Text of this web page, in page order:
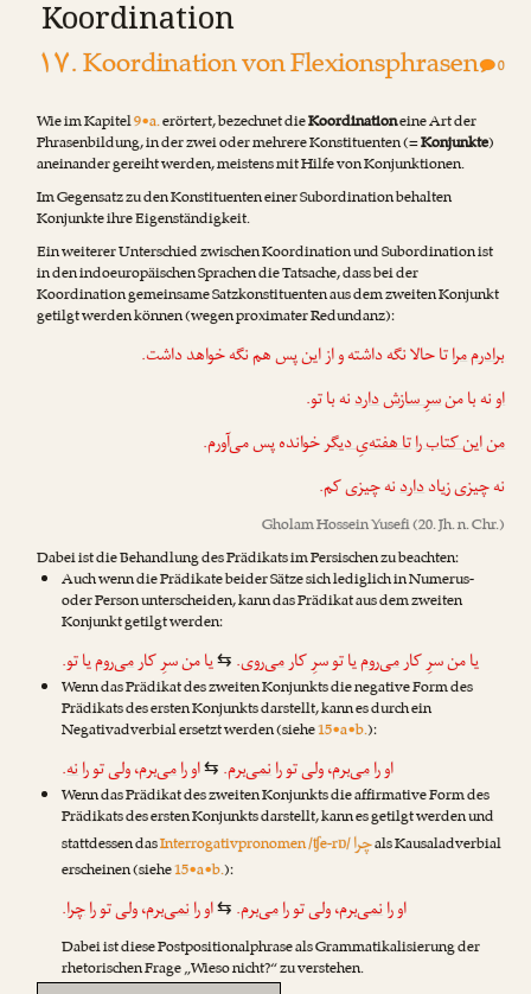
Koordination
۱۷. Koordination von Flexionsphrasen 0
Wie im Kapitel9•a.erörtert, bezechnet dieKoordinationeine Art der
Phrasenbildung, in der zwei oder mehrere Konstituenten (=Konjunkte)
aneinander gereiht werden, meistens mit Hilfe von Konjunktionen.
Im Gegensatz zu den Konstituenten einer Subordination behalten
Konjunkte ihre Eigenständigkeit.
Ein weiterer Unterschied zwischen Koordination und Subordination ist
in den indoeuropäischen Sprachen die Tatsache, dass bei der
Koordination gemeinsame Satzkonstituenten aus dem zweiten Konjunkt
getilgt werden können (wegen proximater Redundanz):
برادرممراتا حالا نگه داشته و از این پس هم نگه خواهد داشت.
اونه با منسرِ سازشداردنه با تو.
مناین کتاب راتا هفته‌یِ دیگرخوانده پس می‌آورم.
نه چیزی زیادداردنه چیزی کم.
Gholam Hossein Yusefi(20. Jh. n. Chr.)
Dabei ist die Behandlung des Prädikats im Persischen zu beachten:
Auch wenn die Prädikate beider Sätze sich lediglich in Numerus-
oder Person unterscheiden, kann das Prädikat aus dem zweiten
Konjunkt getilgt werden:
یا من سرِ کارمی‌رومیا تو سرِ کارمی‌روی.
⇆ یا من سرِ کارمی‌رومیا تو.
Wenn das Prädikat des zweiten Konjunkts die negative Form des
Prädikats des ersten Konjunkts darstellt, kann es durch ein
Negativadverbial ersetzt werden (siehe15•a•b.):
او رامی‌برم، ولی تو رانمی‌برم.
⇆ او رامی‌برم، ولی تو رانه.
Wenn das Prädikat des zweiten Konjunkts die affirmative Form des
Prädikats des ersten Konjunkts darstellt, kann es getilgt werden und
stattdessen dasInterrogativpronomen /ʧe-rɒ/چراals Kausaladverbial
erscheinen (siehe15•a•b.):
او رانمی‌برم، ولی تو رامی‌برم.
⇆ او رانمی‌برم، ولی تو راچرا.
Dabei ist diese Postpositionalphrase als Grammatikalisierung der
rhetorischen Frage „Wieso nicht?“ zu verstehen.